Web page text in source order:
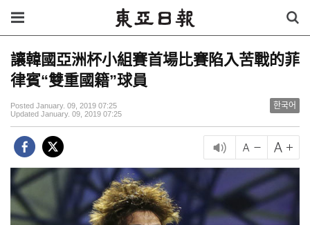
讓韓國亞洲杯小組賽首場比賽陷入苦戰的菲
律賓“雙重國籍”球員
Posted January. 09, 2019 07:25
Updated January. 09, 2019 07:25
한국어